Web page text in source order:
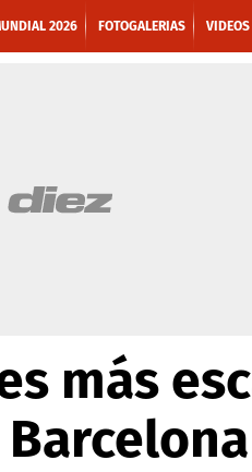
2026 FOTOGALERIAS VIDEOS
más